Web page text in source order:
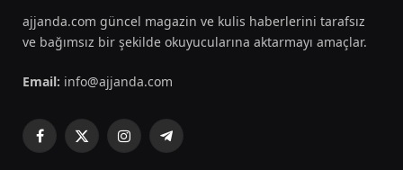
ajjanda.com güncel magazin ve kulis haberlerini tarafsız
ve bağımsız bir şekilde okuyucularına aktarmayı amaçlar.
Email: info@ajjanda.com
Facebook
X
InstagramTelegram